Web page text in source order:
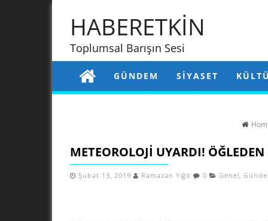
HABERETKİN
Toplumsal Barışın Sesi
GÜNDEM SIYASET
METEOROLOJI UYARDI!
Şubat 13, 2019 Ramazan Yiğit 0 Genel,